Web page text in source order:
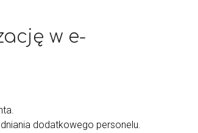
w e-
dodatkowego personelu.